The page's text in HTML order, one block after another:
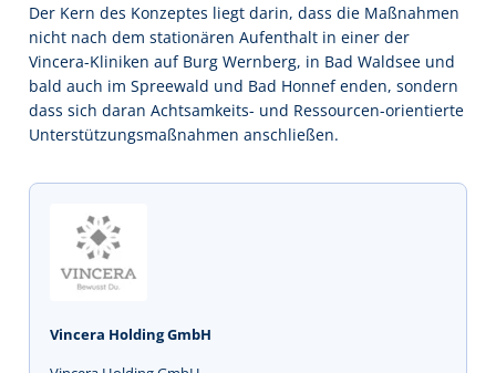
Der Kern des Konzeptes liegt darin, dass die Maßnahmen
nicht nach dem stationären Aufenthalt in einer der
Vincera-Kliniken auf Burg Wernberg, in Bad Waldsee und
bald auch im Spreewald und Bad Honnef enden, sondern
dass sich daran Achtsamkeits- und Ressourcen-orientierte
Unterstützungsmaßnahmen anschließen.
Vincera Holding GmbH